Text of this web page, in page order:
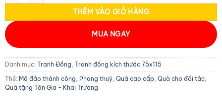
THÊM VÀO GIỎ HÀNG
MUA NGAY
Danh mục: Tranh Đồng, Tranh đồng kích thước 75x115
Thẻ: Mã đáo thành công, Phong thuỷ, Quà cao cấp, Quà cho đối tác,
Quà tặng Tân Gia - Khai Trương